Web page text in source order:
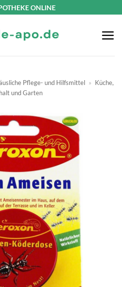
ONLINE
Pflege- und Hilfsmittel » Küche,
und Garten